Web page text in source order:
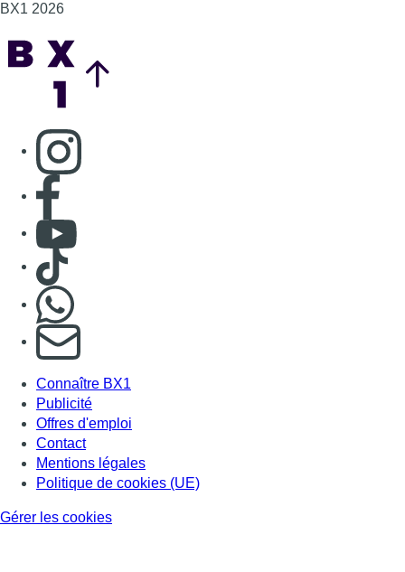
BX1 2026
Consulter page Instagram
Consulter page Facebook
Consulter Youtube
Consulter TikTok
S'abonner à notre newsletter
Connaître BX1
Publicité
Offres d'emploi
Contact
Mentions légales
Politique de cookies (UE)
Gérer les cookies